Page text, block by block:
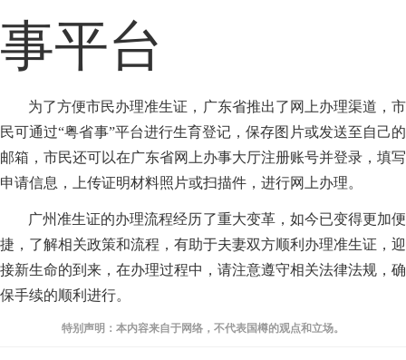
事平台
为了方便市民办理准生证，广东省推出了网上办理渠道，市
民可通过“粤省事”平台进行生育登记，保存图片或发送至自己的
邮箱，市民还可以在广东省网上办事大厅注册账号并登录，填写
申请信息，上传证明材料照片或扫描件，进行网上办理。
广州准生证的办理流程经历了重大变革，如今已变得更加便
捷，了解相关政策和流程，有助于夫妻双方顺利办理准生证，迎
接新生命的到来，在办理过程中，请注意遵守相关法律法规，确
保手续的顺利进行。
特别声明：本内容来自于网络，不代表国樽的观点和立场。